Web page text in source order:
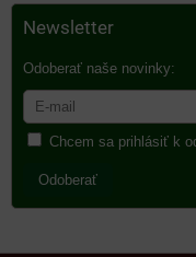
Newsletter
Odoberať naše novinky:
Chcem sa prihlásiť k
Odoberať